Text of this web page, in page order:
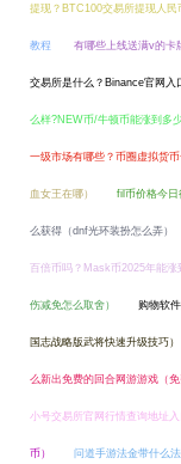
提现？BTC100交易所提现人民
教程 有哪些上线送满v的卡
交易所是什么？Binance官网入
么样?NEW币/牛顿币能涨到多
一级市场有哪些？币圈虚拟货
血女王在哪） fil币价格今
么获得（dnf光环装扮怎么弄）
百倍币吗？Mask币2025年能涨
伤减免怎么取舍） 购物软
国志战略版武将快速升级技巧）
么新出免费的回合网游游戏（
小号交易所官网行情查询地址入
币） 问道手游法金带什么